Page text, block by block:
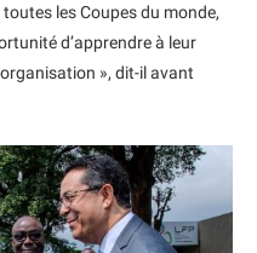
les Coupes du monde,
d’apprendre à leur
», dit-il avant